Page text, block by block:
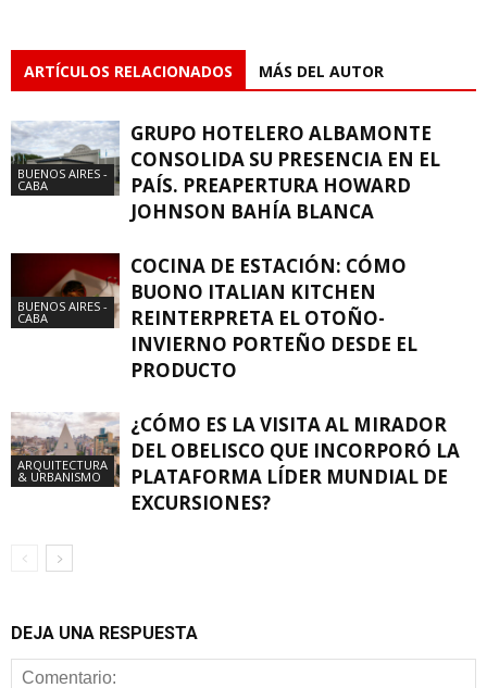
ARTÍCULOS RELACIONADOS MÁS DEL AUTOR
BUENOS AIRES -
CABA
GRUPO HOTELERO ALBAMONTE
CONSOLIDA SU PRESENCIA EN EL
PAÍS. PREAPERTURA HOWARD
JOHNSON BAHÍA BLANCA
BUENOS AIRES -
CABA
COCINA DE ESTACIÓN: CÓMO
BUONO ITALIAN KITCHEN
REINTERPRETA EL OTOÑO-
INVIERNO PORTEÑO DESDE EL
PRODUCTO
ARQUITECTURA
& URBANISMO
¿CÓMO ES LA VISITA AL MIRADOR
DEL OBELISCO QUE INCORPORÓ LA
PLATAFORMA LÍDER MUNDIAL DE
EXCURSIONES?
DEJA UNA RESPUESTA